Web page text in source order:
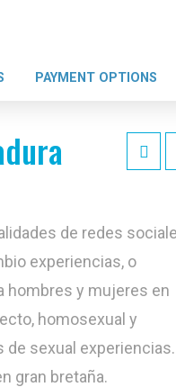
PAYMENT OPTIONS
de redes
experiencias, o
hombres y mujeres en
homosexual y
sexual experiencias.
gran bretaña.